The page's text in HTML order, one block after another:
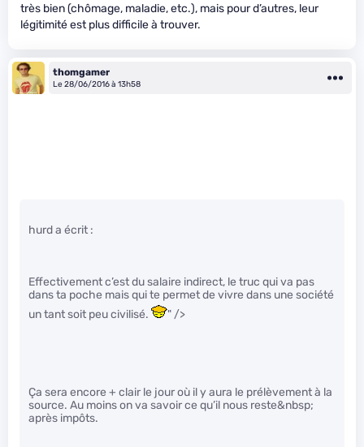
très bien (chômage, maladie, etc.), mais pour d’autres, leur
légitimité est plus difficile à trouver.
thomgamer
Le 28/06/2016 à 13h58
hurd a écrit :
Effectivement c’est du salaire indirect, le truc qui va pas
dans ta poche mais qui te permet de vivre dans une société
un tant soit peu civilisé.
" />
Ça sera encore + clair le jour où il y aura le prélèvement à la
source. Au moins on va savoir ce qu’il nous reste&nbsp;
après impôts.